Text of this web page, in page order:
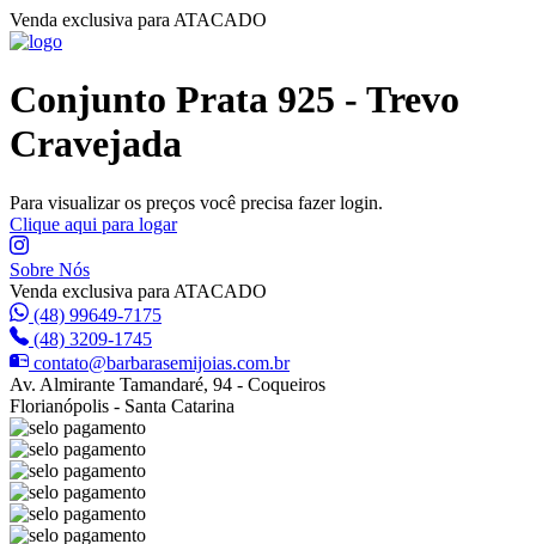
Venda exclusiva para ATACADO
Conjunto Prata 925 - Trevo
Cravejada
Para visualizar os preços você precisa fazer login.
Clique aqui para logar
Sobre Nós
Venda exclusiva para ATACADO
(48) 99649-7175
(48) 3209-1745
contato@barbarasemijoias.com.br
Av. Almirante Tamandaré, 94 - Coqueiros
Florianópolis - Santa Catarina